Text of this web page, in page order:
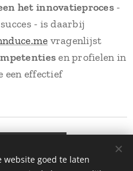
het innovatieproces-
- is daarbij
vragenlijst
en profielen in
een effectief
website goed te laten